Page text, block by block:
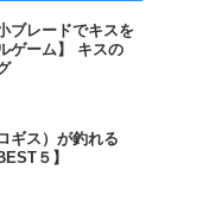
ブレードでキスを
ゲーム】 キスの
ギス）が釣れる
５】